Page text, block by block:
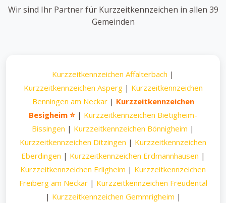
Wir sind Ihr Partner für Kurzzeitkennzeichen in allen 39
Gemeinden
Kurzzeitkennzeichen Affalterbach |
Kurzzeitkennzeichen Asperg| Kurzzeitkennzeichen
Benningen am Neckar| Kurzzeitkennzeichen
Besigheim ⭐ | Kurzzeitkennzeichen Bietigheim-
Bissingen | Kurzzeitkennzeichen Bönnigheim |
Kurzzeitkennzeichen Ditzingen | Kurzzeitkennzeichen
Eberdingen | Kurzzeitkennzeichen Erdmannhausen |
Kurzzeitkennzeichen Erligheim | Kurzzeitkennzeichen
Freiberg am Neckar| Kurzzeitkennzeichen Freudental
| Kurzzeitkennzeichen Gemmrigheim |